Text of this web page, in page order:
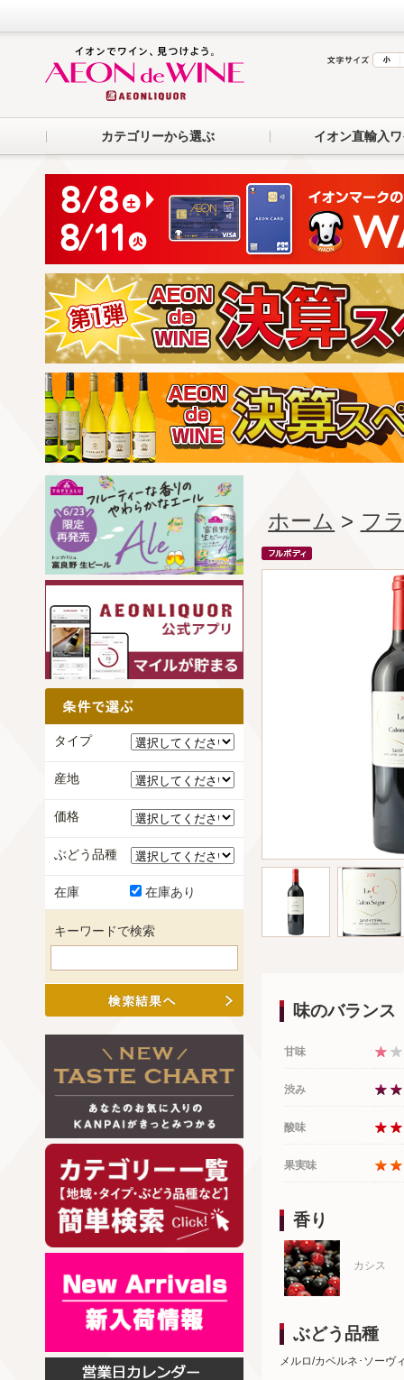
カテゴリーから選ぶ イオン直輸入
ホーム > フ
味のバランス
甘味
渋み
酸味
果実味
香り
カシス
ぶどう品種
メルロ/カベルネ･ソーヴ
タイプ
産地
価格
ぶどう品種
在庫 在庫あり
キーワードで検索